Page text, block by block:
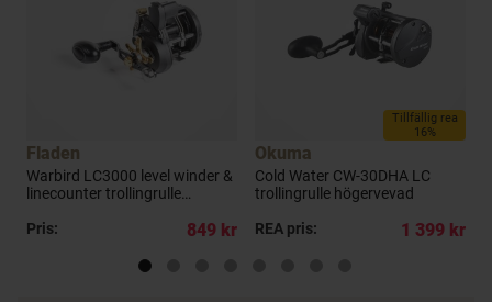
Fladen
Warbird LC3000 level winder &
linecounter trollingrulle
Pris:
849 kr
Tillfällig rea
16%
Okuma
Cold Water CW-30DHA LC
trollingrulle högervevad
REA pris:
1 399 kr